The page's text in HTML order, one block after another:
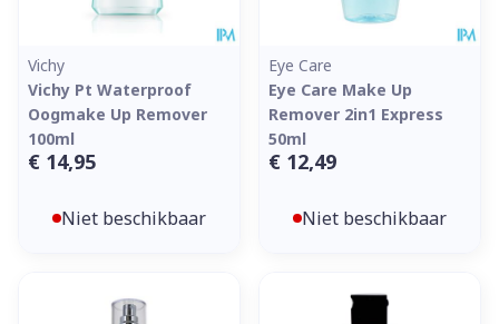
Vichy
Vichy Pt Waterproof
Oogmake Up Remover
100ml
€ 14,95
Niet beschikbaar
Eye Care
Eye Care Make Up
Remover 2in1 Express
50ml
€ 12,49
Niet beschikbaar